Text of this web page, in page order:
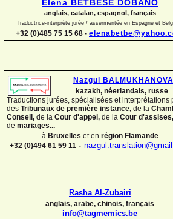
Elena BETBESÉ DOBAÑO
anglais, catalan, espagnol, français
Traductrice-interprète jurée / assermentée en Espagne et
+32 (0)485 75 15 68 -
Nazgul BALMUKHANOVA
kazakh, néerlandais, russe
Traductions jurées, spécialisées et interprétations
des Tribunaux de première instance, de la
Conseil, de la Cour d'appel, de la Cour d'assises,
de mariages...
à Bruxelles et en région Flamande
+32 (0)494 61 59 11 -
Rasha Al-Zubairi
anglais, arabe, chinois, français
info@tagmemics.be